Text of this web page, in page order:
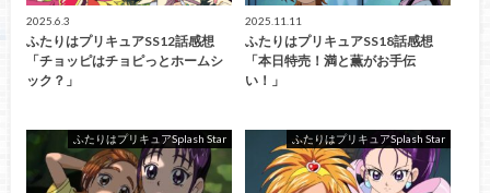
2025.6.3
ふたりはプリキュアSS12話感想
「チョッピはチョピっとホームシ
ック？」
2025.11.11
ふたりはプリキュアSS18話感想
「本日特売！満と薫がお手伝
い！」
ふたりはプリキュアSplash Star ふたりはプリキュアSplash Star